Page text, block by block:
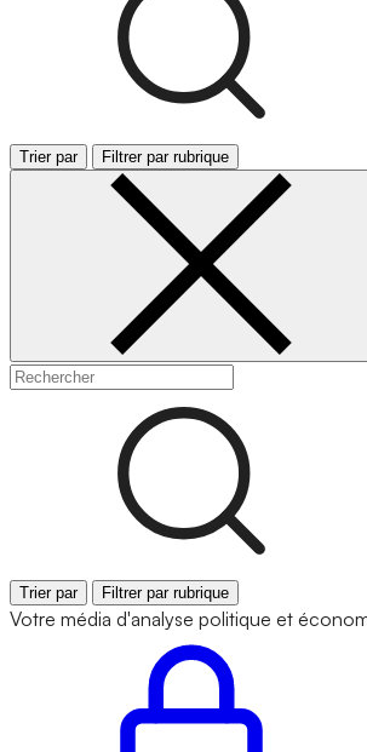
Trier par Filtrer par rubrique
Trier par Filtrer par rubrique
Votre média d'analyse politique et